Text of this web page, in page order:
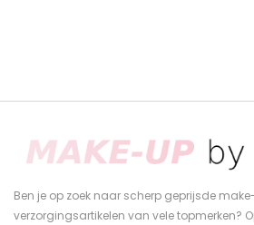
Ben je op zoek naar scherp geprijsde
verzorgingsartikelen van vele topmerken?